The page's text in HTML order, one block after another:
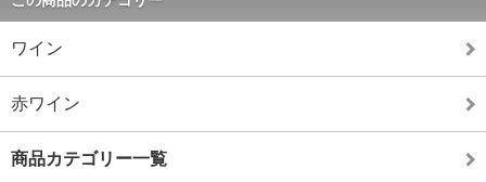
ワイン
赤ワイン
商品カテゴリー一覧